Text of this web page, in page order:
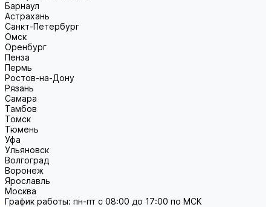
Барнаул
Астрахань
Санкт-Петербург
Омск
Оренбург
Пенза
Пермь
Ростов-на-Дону
Рязань
Самара
Тамбов
Томск
Тюмень
Уфа
Ульяновск
Волгоград
Воронеж
Ярославль
Москва
График работы: пн-пт с 08:00 до 17:00 по МСК